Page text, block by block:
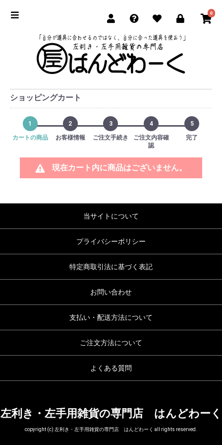
0
ショッピングカート
1
カートの商品
2
お客様情報
3
ご注文手続き
4
ご注文内容確
認
5
完了
現在カート内に商品はございません。
当サイトについて
プライバシーポリシー
特定商取引法に基づく表記
お問い合わせ
支払い・配送方法について
ご注文方法について
よくある質問
左利き・左手用雑貨の専門店 はんどわーく
copyright (c) 左利き・左手用雑貨の専門店 はんどわーく all rights reserved.